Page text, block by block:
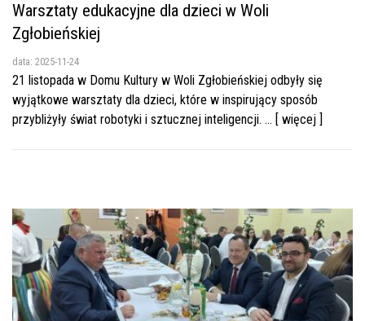
Warsztaty edukacyjne dla dzieci w Woli
Zgłobieńskiej
data: 2025-11-24
21 listopada w Domu Kultury w Woli Zgłobieńskiej odbyły się
wyjątkowe warsztaty dla dzieci, które w inspirujący sposób
przybliżyły świat robotyki i sztucznej inteligencji. ... [ więcej ]